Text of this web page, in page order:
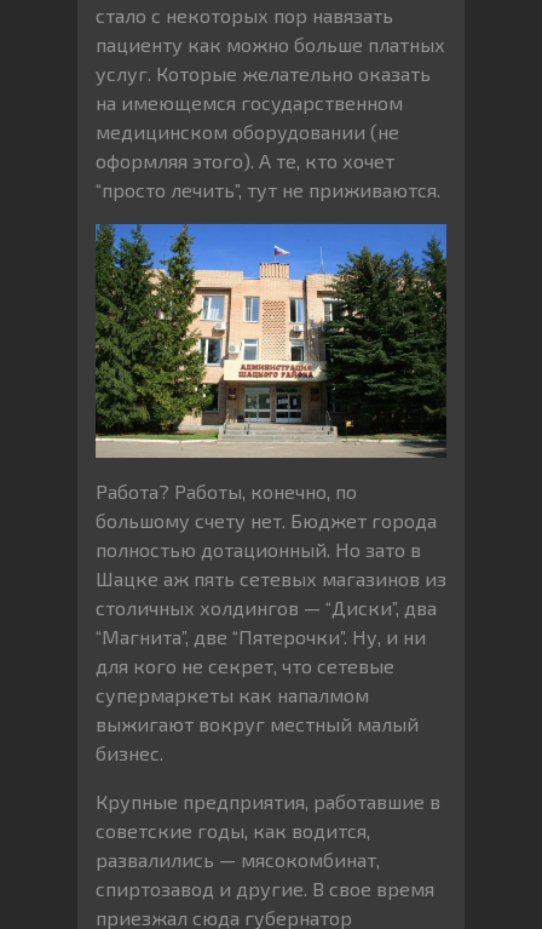
стало с некоторых пор навязать
пациенту как можно больше платных
услуг. Которые желательно оказать
на имеющемся государственном
медицинском оборудовании (не
оформляя этого). А те, кто хочет
“просто лечить”, тут не приживаются.
Работа? Работы, конечно, по
большому счету нет. Бюджет города
полностью дотационный. Но зато в
Шацке аж пять сетевых магазинов из
столичных холдингов — “Диски”, два
“Магнита”, две “Пятерочки”. Ну, и ни
для кого не секрет, что сетевые
супермаркеты как напалмом
выжигают вокруг местный малый
бизнес.
Крупные предприятия, работавшие в
советские годы, как водится,
развалились — мясокомбинат,
спиртозавод и другие. В свое время
приезжал сюда губернатор